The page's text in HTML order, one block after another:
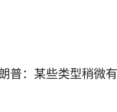
普：某些类型稍微有